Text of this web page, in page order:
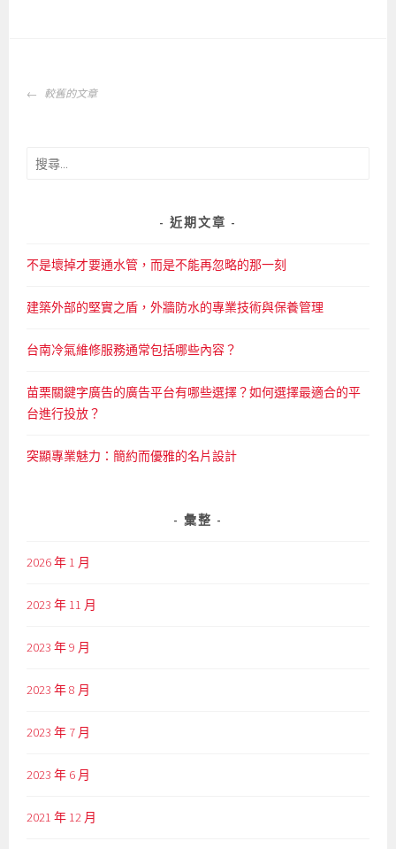
文
覽
較舊的文章
搜
近期文章
不是壞掉才要通水管，而是不能再忽略的那一刻
建築外部的堅實之盾，外牆防水的專業技術與保養管理
台南冷氣維修服務通常包括哪些內容？
苗栗關鍵字廣告的廣告平台有哪些選擇？如何選擇最適合的平
台進行投放？
突顯專業魅力：簡約而優雅的名片設計
彙整
2026 年 1 月
2023 年 11 月
2023 年 9 月
2023 年 8 月
2023 年 7 月
2023 年 6 月
2021 年 12 月